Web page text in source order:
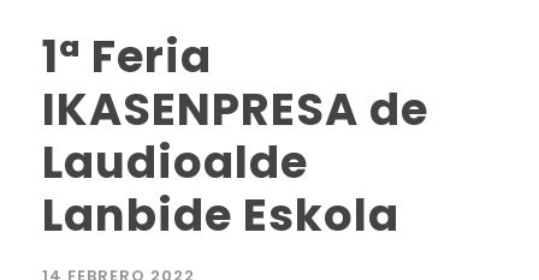
1ª Feria
IKASENPRESA de
Laudioalde
Lanbide Eskola